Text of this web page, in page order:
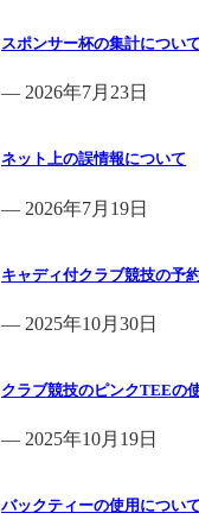
スポンサー杯の集計について
— 2026年7月23日
ネット上の誤情報について
— 2026年7月19日
キャディ付クラブ競技の予
— 2025年10月30日
クラブ競技のピンクTEEの
— 2025年10月19日
バックティーの使用について